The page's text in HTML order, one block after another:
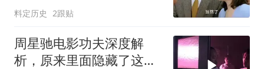
料定历史 2跟贴
周星驰电影功夫深度解
析，原来里面隐藏了这么